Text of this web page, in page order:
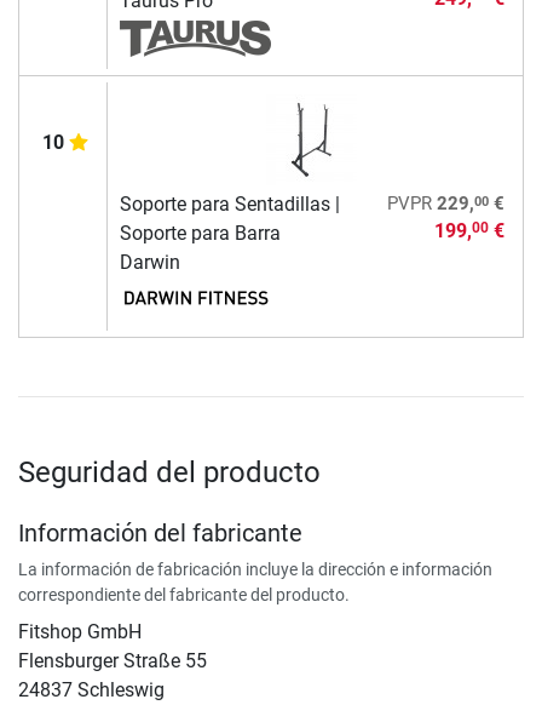
10
Soporte para Sentadillas |
Soporte para Barra
Darwin
PVPR 229,00€
199,00€
Seguridad del producto
Información del fabricante
La información de fabricación incluye la dirección e información
correspondiente del fabricante del producto.
Fitshop GmbH
Flensburger Straße 55
24837 Schleswig